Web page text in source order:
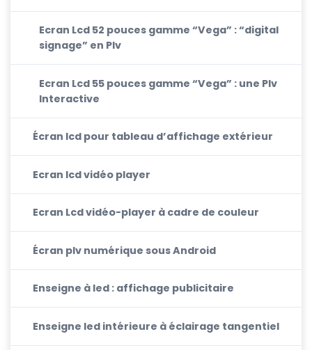
Ecran Lcd 52 pouces gamme “Vega” : “digital
signage” en Plv
Ecran Lcd 55 pouces gamme “Vega” : une Plv
Interactive
Écran lcd pour tableau d’affichage extérieur
Ecran lcd vidéo player
Ecran Lcd vidéo-player à cadre de couleur
Écran plv numérique sous Android
Enseigne à led : affichage publicitaire
Enseigne led intérieure à éclairage tangentiel